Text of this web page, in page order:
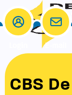
School
School
Ouders
E-mail
CBS